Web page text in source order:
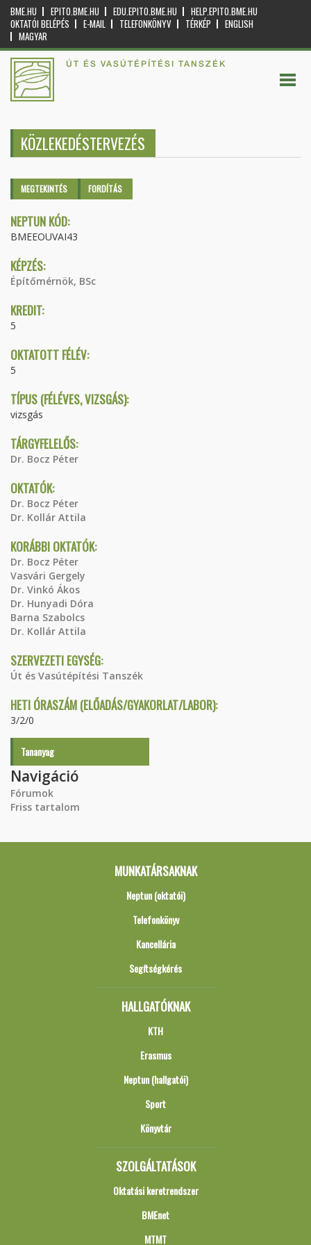
BME.HU EPITO.BME.HU EDU.EPITO.BME.HU
HELP.EPITO.BME.HU
OKTATÓI BELÉPÉS
E-MAIL TELEFONKÖNYV TÉRKÉP
ENGLISH
MAGYAR
ÚT ÉS VASÚTÉPÍTÉSI TANSZÉK
KÖZLEKEDÉSTERVEZÉS
Elsődleges fülek
MEGTEKINTÉS (AKTÍVFORDÍTÁS
NEPTUN KÓD:
BMEEOUVAI43
KÉPZÉS:
Építőmérnök, BSc
KREDIT:
5
OKTATOTT FÉLÉV:
5
TÍPUS (FÉLÉVES, VIZSGÁS):
vizsgás
TÁRGYFELELŐS:
Dr. Bocz Péter
OKTATÓK:
Dr. Bocz Péter
Dr. Kollár Attila
KORÁBBI OKTATÓK:
Dr. Bocz Péter
Vasvári Gergely
Dr. Vinkó Ákos
Dr. Hunyadi Dóra
Barna Szabolcs
Dr. Kollár Attila
SZERVEZETI EGYSÉG:
Út és Vasútépítési Tanszék
HETI ÓRASZÁM (ELŐADÁS/GYAKORLAT/LABOR):
3/2/0
Tananyag
Navigáció
Fórumok
Friss tartalom
MUNKATÁRSAKNAK
Neptun (oktatói)
Telefonkönyv
Kancellária
Segítségkérés
HALLGATÓKNAK
KTH
Erasmus
Neptun (hallgatói)
Sport
Könyvtár
SZOLGÁLTATÁSOK
Oktatási keretrendszer
BMEnet
MTMT